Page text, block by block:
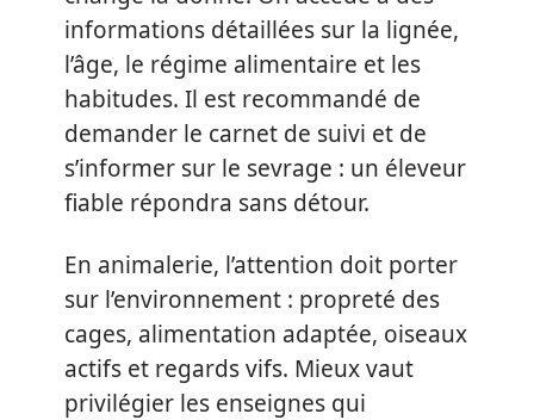
informations détaillées sur la lignée,
l’âge, le régime alimentaire et les
habitudes. Il est recommandé de
demander le carnet de suivi et de
s’informer sur le sevrage : un éleveur
fiable répondra sans détour.
En animalerie, l’attention doit porter
sur l’environnement : propreté des
cages, alimentation adaptée, oiseaux
actifs et regards vifs. Mieux vaut
privilégier les enseignes qui